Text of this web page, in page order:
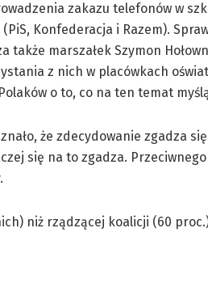
zakazu telefonów w
Konfederacja i Razem).
także marszałek Szymon
z nich w placówkach
o to, co na ten temat
że zdecydowanie zgadza
się na to zgadza.
niż rządzącej koalicji (60